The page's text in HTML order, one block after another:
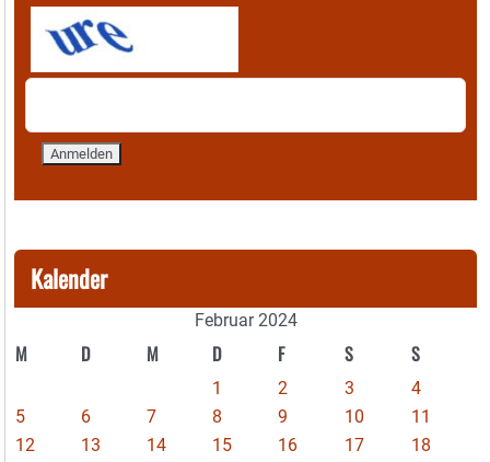
Kalender
Februar 2024
M D M D F S S
1 2 3
4
5
6 7 8 9 10
11
12
13 14 15 16 17
18